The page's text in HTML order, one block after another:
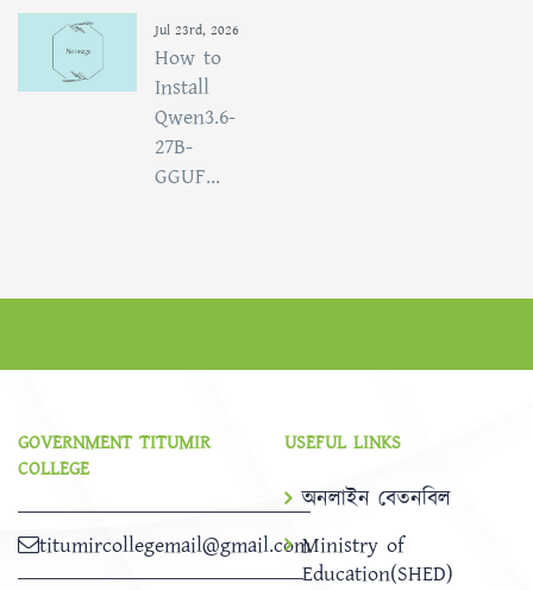
Jul 23rd, 2026
How to
Install
Qwen3.6-
27B-
GGUF...
GOVERNMENT TITUMIR
COLLEGE
titumircollegemail@gmail.com
USEFUL LINKS
অনলাইন বেতনবিল
Ministry of
Education(SHED)